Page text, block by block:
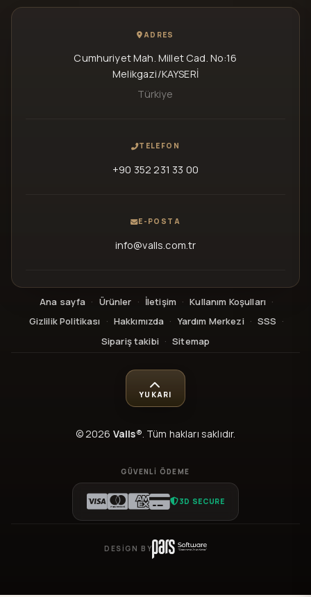
ADRES
Cumhuriyet Mah. Millet Cad. No:16
Melikgazi/KAYSERİ
Türkiye
TELEFON
+90 352 231 33 00
E-POSTA
info@valls.com.tr
Ana sayfa · Ürünler · İletişim · Kullanım Koşulları ·
Gizlilik Politikası
· Hakkımızda · Yardım Merkezi · SSS ·
Sipariş takibi · Sitemap
© 2026 Valls® . Tüm hakları saklıdır.
YUKARI
GÜVENLI ÖDEME
3D SECURE
DESIGN BY